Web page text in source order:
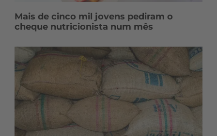
Mais de cinco mil jovens pediram o
cheque nutricionista num mês